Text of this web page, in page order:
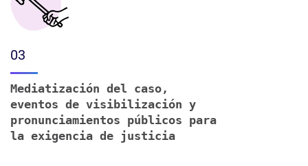
03
Mediatización del caso,
eventos de visibilización y
pronunciamientos públicos para
la exigencia de justicia